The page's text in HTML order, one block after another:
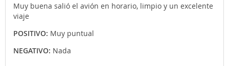
Muy buena salió el avión en horario, limpio y un excelente
viaje
POSITIVO: Muy puntual
NEGATIVO: Nada